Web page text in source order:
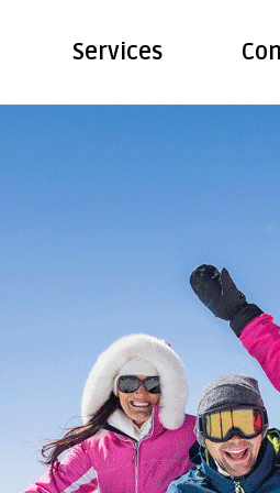
Services